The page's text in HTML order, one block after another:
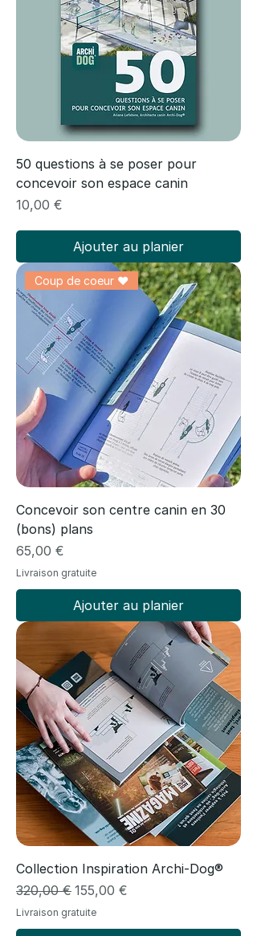
50 questions à se poser pour
concevoir son espace canin
Prix
10,00 €
Ajouter au planier
Coup de coeur ❤
Concevoir son centre canin en 30
(bons) plans
Prix
65,00 €
Livraison gratuite
Ajouter au planier
Collection Inspiration Archi-Dog®
Prix original
320,00 € Prix promotionnel
155,00 €
Livraison gratuite